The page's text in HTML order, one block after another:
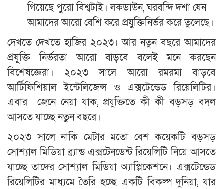
গিয়েছে পুরো বিশ্বটাই। লকডাউন, ঘরবন্দি দশা যেন
আমাদের আরো বেশি করে প্রযুক্তিনির্ভর করে তুলেছে।
দেখতে দেখতে হাজির ২০২৩। আর নতুন বছরে আমাদের
প্রযুক্তি নির্ভরতা আরো বাড়বে বলেই মনে করছেন
বিশেষজ্ঞেরা। ২০২৩ সালে আরো রমরমা বাড়বে
আর্টিফিশিয়াল ইন্টেলিজেন্স ও এক্সটেন্ডেড রিয়েলিটির।
এবার জেনে নেয়া যাক, প্রযুক্তিতে কী কী বড়সড় বদল
আসতে যাচ্ছে নতুন বছরে।
২০২৩ সালে নাকি মেটার মতো বেশ কয়েকটি বড়সড়
সোশ্যাল মিডিয়া ব্র্যান্ড এক্সটেনডেন্ট রিয়েলিটি নিয়ে আসতে
যাচ্ছে তাদের সোশ্যাল মিডিয়া অ্যাপ্লিকেশনে। এক্সটেন্ডেড
রিয়েলিটির মাধ্যমে তৈরি হচ্ছে একটি বিকল্প দুনিয়া, যার